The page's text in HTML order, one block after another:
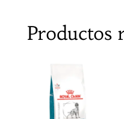
Productos